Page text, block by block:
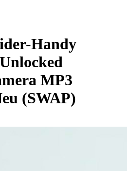
Handy
MP3
(SWAP)